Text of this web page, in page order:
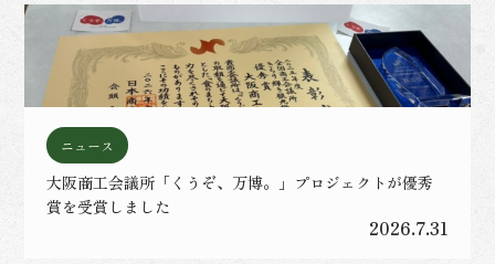
ニュース
大阪商工会議所「くうぞ、万博。」プロジェクトが優秀
賞を受賞しました
2026.7.31